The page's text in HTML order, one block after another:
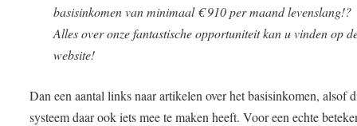
basisinkomen van minimaal € 910 per maand levenslang!?
Alles over onze fantastische opportuniteit kan u vinden op
website!
Dan een aantal links naar artikelen over het basisinkomen, alsof
systeem daar ook iets mee te maken heeft. Voor een echte